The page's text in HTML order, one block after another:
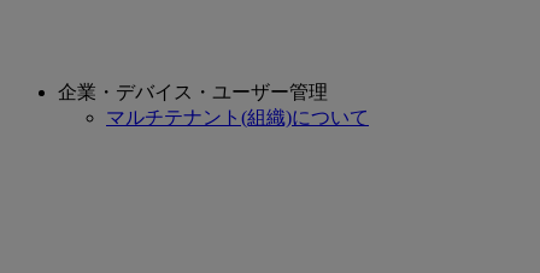
企業・デバイス・ユーザー管理
マルチテナント(組織)について